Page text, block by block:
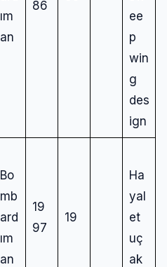
ım
an
86
ee
p
win
g
des
ign
Bo
mb
ard
ım
an
19
97
19
Ha
yal
et
uç
ak